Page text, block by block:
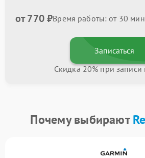
от 770 ₽Время работы: от 30 мин
Записаться
Скидка 20% при записи
Почему выбирают